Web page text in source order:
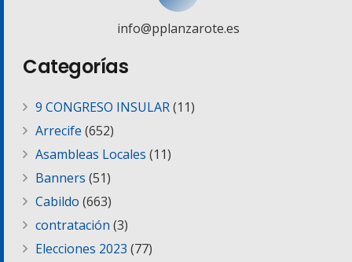
info@pplanzarote.es
Categorías
9 CONGRESO INSULAR(11)
Arrecife (652)
Asambleas Locales (11)
Banners (51)
Cabildo (663)
contratación (3)
Elecciones 2023 (77)